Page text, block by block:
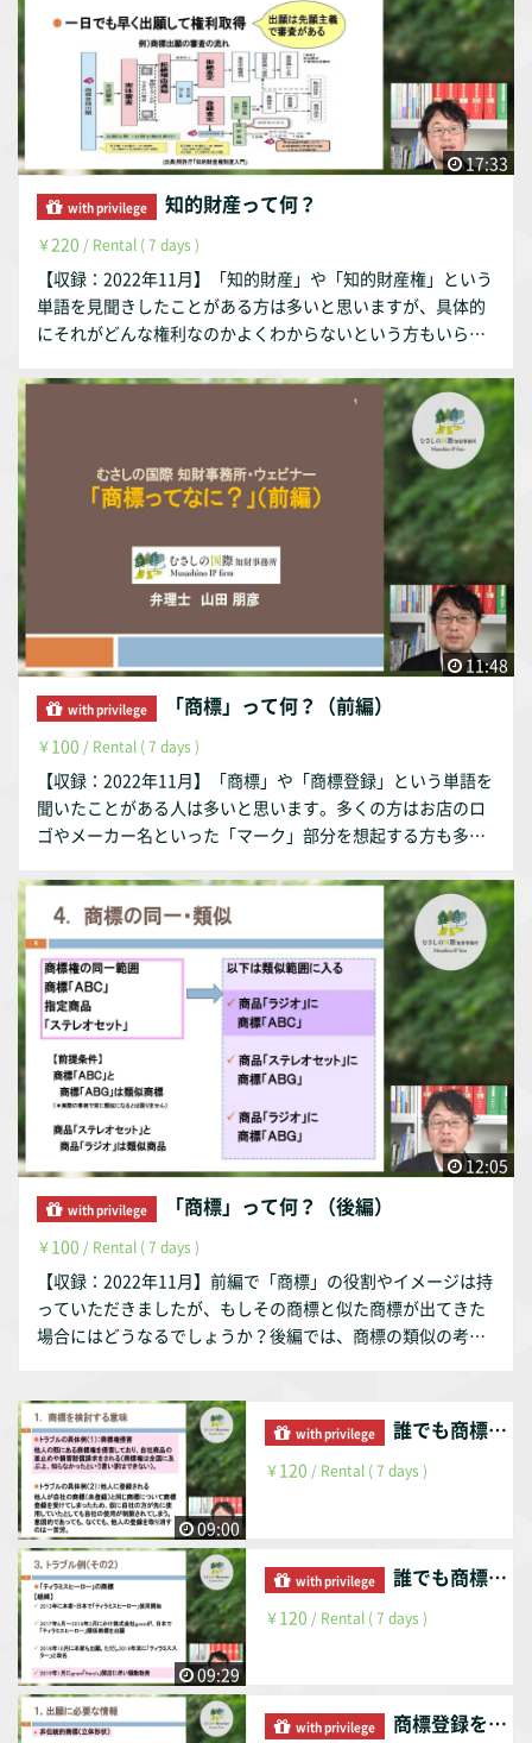
17:33
with privilege 知的財産って何？
￥220 / Rental ( 7 days )
【収録：2022年11月】「知的財産」や「知的財産権」という
単語を見聞きしたことがある方は多いと思いますが、具体的
にそれがどんな権利なのかよくわからないという方もいらっ
「知的財産」に関する概要をご説明いたします。
11:48
with privilege 「商標」って何？（前編）
￥100 / Rental ( 7 days )
【収録：2022年11月】「商標」や「商標登録」という単語を
聞いたことがある人は多いと思います。多くの方はお店のロ
ゴやメーカー名といった「マーク」部分を想起する方も多い
「標識（マーク）」ですので、「商い」の部分も重要です。
商標の基本の基本を解説します。 ＊本動画は弊所公式サイト
にて、無料で視聴できますが、購入すると資料がダウンロー
ドできます。
12:05
with privilege 「商標」って何？（後編）
￥100 / Rental ( 7 days )
【収録：2022年11月】前編で「商標」の役割やイメージは持
っていただきましたが、もしその商標と似た商標が出てきた
場合にはどうなるでしょうか？後編では、商標の類似の考え
す。
09:00
with privilege 誰でも商標は気にするべき（前編）
￥120 / Rental ( 7 days )
09:29
with privilege 誰でも商標は気にするべき（後編）
￥120 / Rental ( 7 days )
with privilege 商標登録を受けるには（前編）